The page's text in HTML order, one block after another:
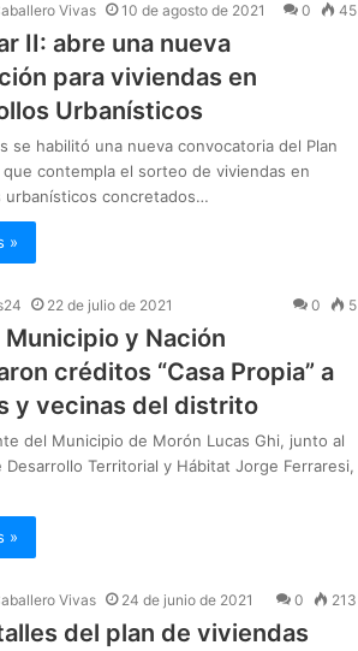
Vivas 10 de agosto de 2021 0 45
II: abre una nueva
para viviendas en
Urbanísticos
se habilitó una nueva convocatoria del Plan
que contempla el sorteo de viviendas en
urbanísticos concretados…
»
22 de julio de 2021 0 5
Municipio y Nación
créditos “Casa Propia” a
y vecinas del distrito
del Municipio de Morón Lucas Ghi, junto al
Desarrollo Territorial y Hábitat Jorge Ferraresi,
»
Vivas 24 de junio de 2021 0 213
del plan de viviendas